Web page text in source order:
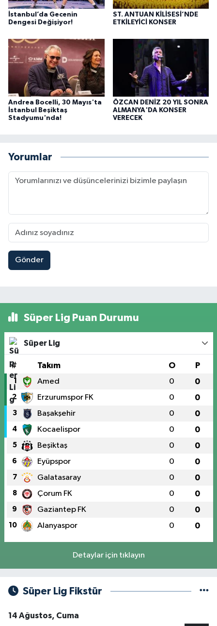
İstanbul’da Gecenin
Dengesi Değişiyor!
ST. ANTUAN KİLİSESİ’NDE
ETKİLEYİCİ KONSER
Andrea Bocelli, 30 Mayıs'ta
İstanbul Beşiktaş
Stadyumu'nda!
ÖZCAN DENİZ 20 YIL SONRA
ALMANYA'DA KONSER
VERECEK
Yorumlar
Gönder
Süper Lig Puan Durumu
Süper Lig
# Takım O P
1 Amed 0 0
2 Erzurumspor FK 0 0
3 Başakşehir 0 0
4 Kocaelispor 0 0
5 Beşiktaş 0 0
6 Eyüpspor 0 0
7 Galatasaray 0 0
8 Çorum FK 0 0
9 Gaziantep FK 0 0
10 Alanyaspor 0 0
Detaylar için tıklayın
Süper Lig Fikstür
14 Ağustos, Cuma